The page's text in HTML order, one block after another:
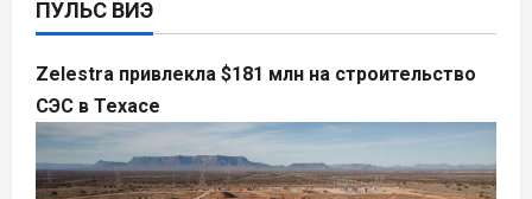
ПУЛЬС ВИЭ
Zelestra привлекла $181 млн на строительство
СЭС в Техасе